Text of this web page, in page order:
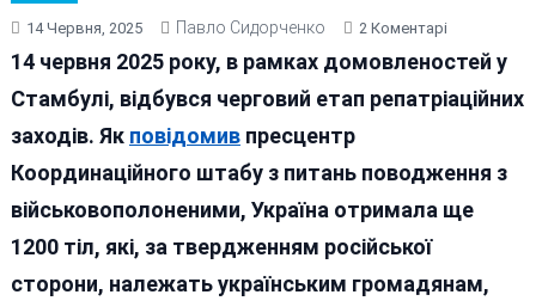
14 Червня, 2025 Павло Сидорченко 2 КоментаріДо
Як
Рейх
Трагедію
Загиблих
14 червня 2025 року, в рамках домовленостей у
Стамбулі, відбувся черговий етап репатріаційних
заходів. Як повідомивпресцентр
Координаційного штабу з питань поводження з
військовополоненими, Україна отримала ще
1200 тіл, які, за твердженням російської
сторони, належать українським громадянам,